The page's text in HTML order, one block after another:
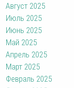
Август 2025
Июль 2025
Июнь 2025
Май 2025
Апрель 2025
Март 2025
Февраль 2025